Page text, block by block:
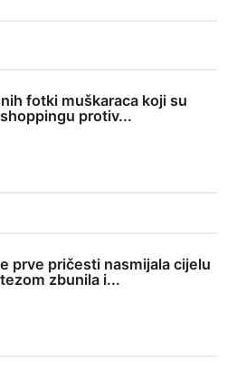
fotki muškaraca koji su
protiv...
prve pričesti nasmijala cijelu
zbunila i...